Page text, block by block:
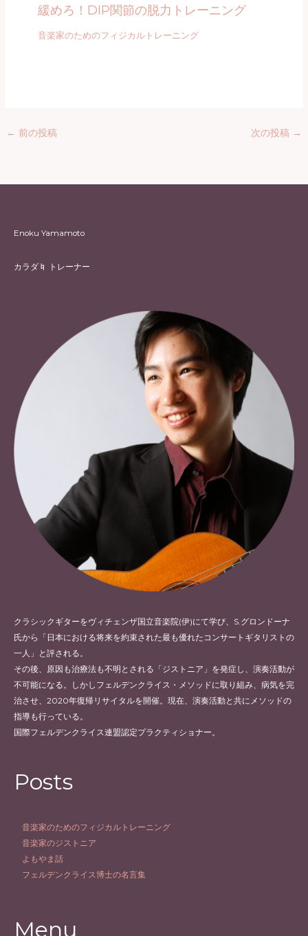
緩めろ！DIP関節の脱力トレーニング
音楽家のためのフィジカルトレーニング
← 前の投稿 次の投稿 →
Enoku Yamamoto
カラダ♮ トレーナー
クラシックギターをヴィチェンザ国立音楽院(伊)にて学び、S.グロンドーナ
氏から「日本における将来を約束された最も優れたコンサートギタリストの
一人」と評される。
その後、原因も治療法も不明とされる「ジストニア」を発症し、演奏活動が
不可能になる。しかしフェルデンクライス・メソッドに取り組み、病気を完
治させ、2020年復帰リサイタルを開催。現在、演奏活動と共にメソッドの
指導も行っている。
国際フェルデンクライス連盟認定プラクティショナー。
Posts
音楽家のためのフィジカルトレーニング
音楽家のジストニア
よもやま話
フェルデンクライス博士の名言集
Menu